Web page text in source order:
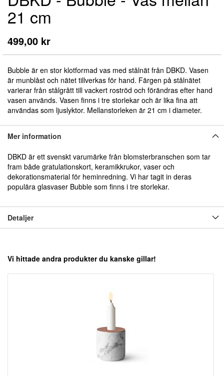
21 cm
499,00 kr
Bubble är en stor klotformad vas med stålnät från DBKD. Vasen
är munblåst och nätet tillverkas för hand. Färgen på stålnätet
varierar från stålgrått till vackert roströd och förändras efter hand
vasen används. Vasen finns i tre storlekar och är lika fina att
användas som ljuslyktor. Mellanstorleken är 21 cm i diameter.
till
början
av
bildgalleriet
Mer information
DBKD är ett svenskt varumärke från blomsterbranschen som tar
fram både gratulationskort, keramikkrukor, vaser och
dekorationsmaterial för heminredning. Vi har tagit in deras
populära glasvaser Bubble som finns i tre storlekar.
Detaljer
Vi hittade andra produkter du kanske gillar!